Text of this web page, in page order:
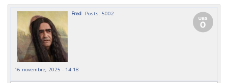
Fred Posts: 5002
16 novembre, 2025 - 14:18